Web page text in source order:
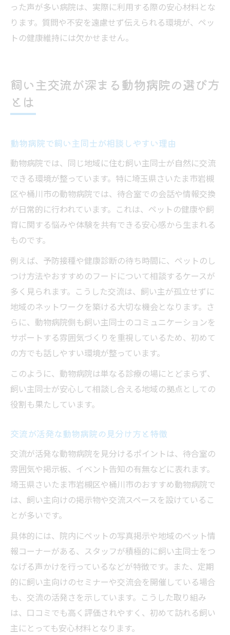
った声が多い病院は、実際に利用する際の安心材料とな
ります。質問や不安を遠慮せず伝えられる環境が、ペッ
トの健康維持には欠かせません。
飼い主交流が深まる動物病院の選び方
とは
動物病院で飼い主同士が相談しやすい理由
動物病院では、同じ地域に住む飼い主同士が自然に交流
できる環境が整っています。特に埼玉県さいたま市岩槻
区や桶川市の動物病院では、待合室での会話や情報交換
が日常的に行われています。これは、ペットの健康や飼
育に関する悩みや体験を共有できる安心感から生まれる
ものです。
例えば、予防接種や健康診断の待ち時間に、ペットのし
つけ方法やおすすめのフードについて相談するケースが
多く見られます。こうした交流は、飼い主が孤立せずに
地域のネットワークを築ける大切な機会となります。さ
らに、動物病院側も飼い主同士のコミュニケーションを
サポートする雰囲気づくりを重視しているため、初めて
の方でも話しやすい環境が整っています。
このように、動物病院は単なる診療の場にとどまらず、
飼い主同士が安心して相談し合える地域の拠点としての
役割も果たしています。
交流が活発な動物病院の見分け方と特徴
交流が活発な動物病院を見分けるポイントは、待合室の
雰囲気や掲示板、イベント告知の有無などに表れます。
埼玉県さいたま市岩槻区や桶川市のおすすめ動物病院で
は、飼い主向けの掲示物や交流スペースを設けているこ
とが多いです。
具体的には、院内にペットの写真掲示や地域のペット情
報コーナーがある、スタッフが積極的に飼い主同士をつ
なげる声かけを行っているなどが特徴です。また、定期
的に飼い主向けのセミナーや交流会を開催している場合
も、交流の活発さを示しています。こうした取り組み
は、口コミでも高く評価されやすく、初めて訪れる飼い
主にとっても安心材料となります。